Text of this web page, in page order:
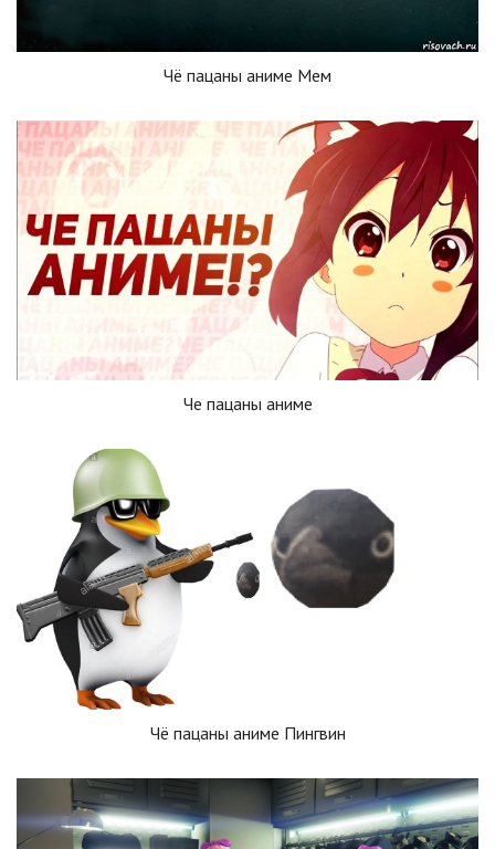
Чё пацаны аниме Мем
Че пацаны аниме
Чё пацаны аниме Пингвин